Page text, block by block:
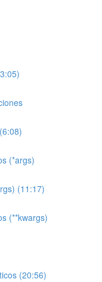
(*args)
(11:17)
(**kwargs)
(20:56)